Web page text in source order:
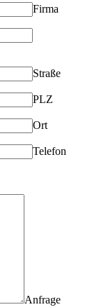
Firma
Straße
PLZ
Ort
Telefon
Anfrage